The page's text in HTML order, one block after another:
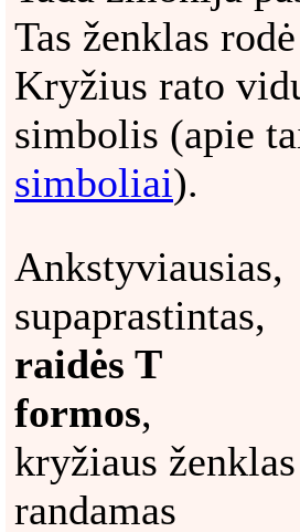
Tas ženklas
Kryžius rato
simbolis (apie
simboliai).
Ankstyviausias,
supaprastintas,
raidės T
formos,
kryžiaus ženklas
randamas